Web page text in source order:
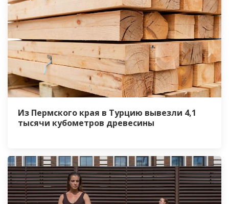
Из Пермского края в Турцию вывезли 4,1
тысячи кубометров древесины